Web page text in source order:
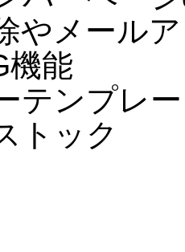
やメール
機能
テンプレ
トック